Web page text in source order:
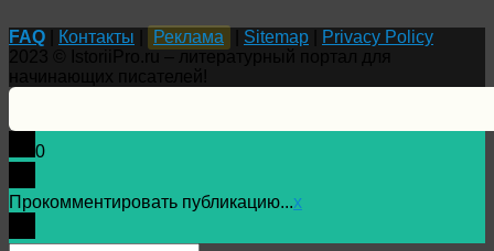
FAQ Контакты Реклама Sitemap
Privacy Policy
0
Прокомментировать публикацию...x